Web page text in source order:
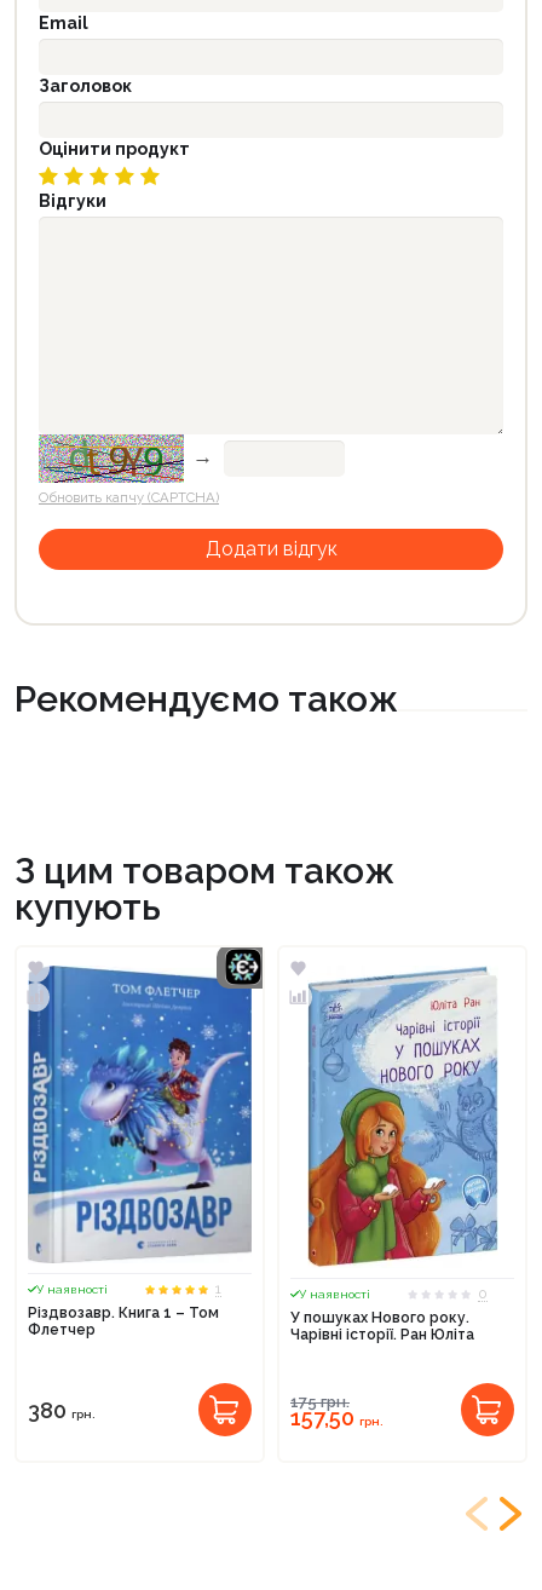
Email
Заголовок
Оцінити продукт
Відгуки
→
Обновить капчу (CAPTCHA)
Рекомендуємо також
З цим товаром також
купують
У наявності
1
Різдвозавр. Книга 1 – Том
Флетчер
380 грн.
У наявності
0
У пошуках Нового року.
Чарівні історії. Ран Юліта
175грн.
157,50 грн.